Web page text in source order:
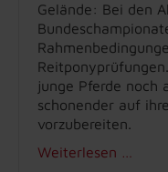
Gelände: Bei den
junge Pferde noch
schonender auf
vorzubereiten.
Weiterlesen …